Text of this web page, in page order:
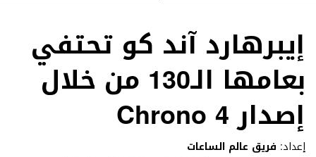
إيبرهارد آند كو تحتفي
بعامها الـ130 من خلال
إصدار Chrono 4
إعداد: فريق عالم الساعات